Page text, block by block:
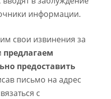
информации.
свои извинения за
предлагаем
предоставить
письмо на адрес
с